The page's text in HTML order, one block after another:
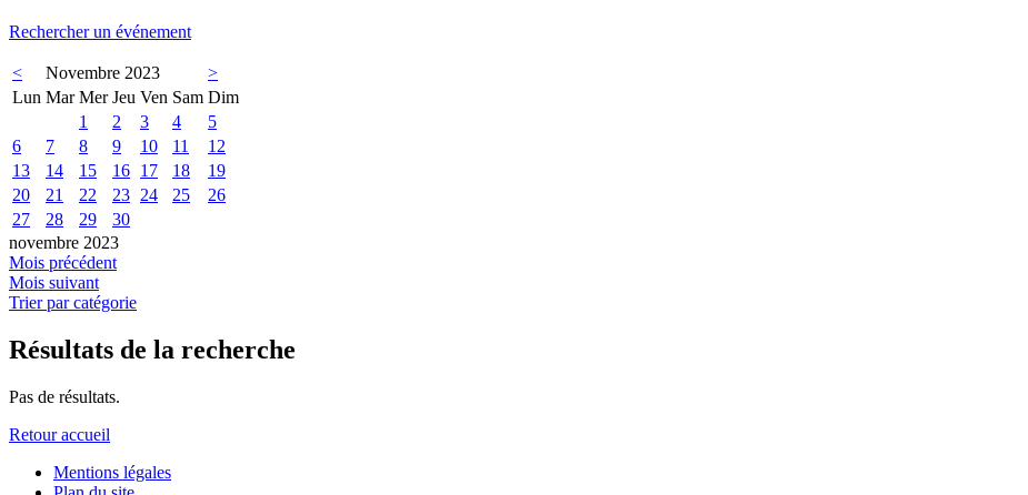
Rechercher un événement
< Novembre 2023
>
Lun Mar Mer Jeu Ven Sam Dim
1
2 3 4
5
6
7 8 9 10 11
12
13
14 15 16 17 18
19
20
21 22 23 24 25
26
27
28 29
30
novembre 2023
Mois précédent
Mois suivant
Trier par catégorie
Résultats de la recherche
Pas de résultats.
Retour accueil
Mentions légales